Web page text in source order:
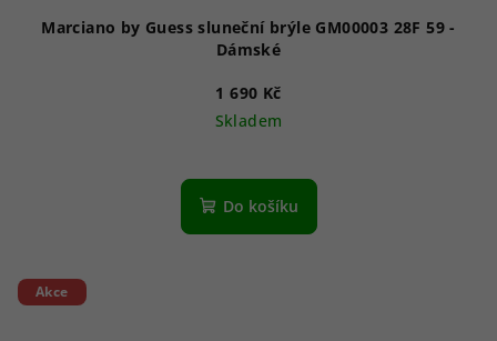
Marciano by Guess sluneční brýle GM00003 28F 59 -
Dámské
1 690 Kč
Skladem
Do košíku
Akce